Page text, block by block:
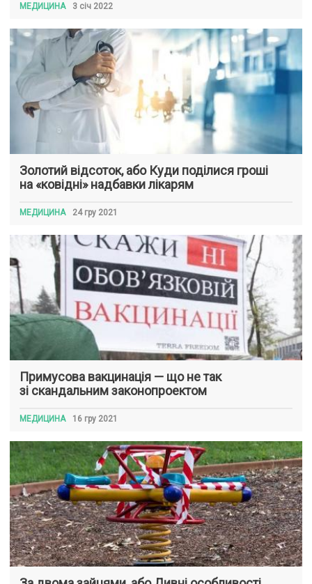
МЕДИЦИНА 3 січ 2022
Золотий відсоток, або Куди поділися гроші
на «ковідні» надбавки лікарям
МЕДИЦИНА 24 гру 2021
Примусова вакцинація — що не так
зі скандальним законопроектом
МЕДИЦИНА 16 гру 2021